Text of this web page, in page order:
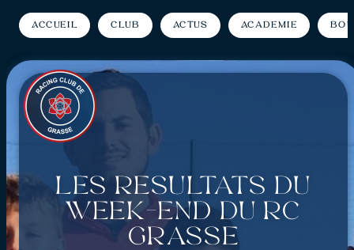
Accueil Club Actus Académie
Les résultats du
week-end du RC
Grasse